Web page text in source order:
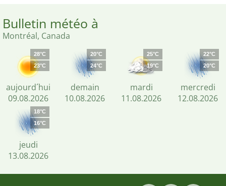
Bulletin météo à
Montréal, Canada
28°C
23°C
aujourd´hui
09.08.2026
20°C
24°C
demain
10.08.2026
25°C
19°C
mardi
11.08.2026
22°C
20°C
mercredi
12.08.2026
18°C
16°C
jeudi
13.08.2026